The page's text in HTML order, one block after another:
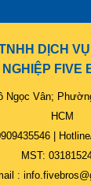
DỊCH
NGHIỆP FIVE
Ngọc Vân;
HCM
|
MST:
: